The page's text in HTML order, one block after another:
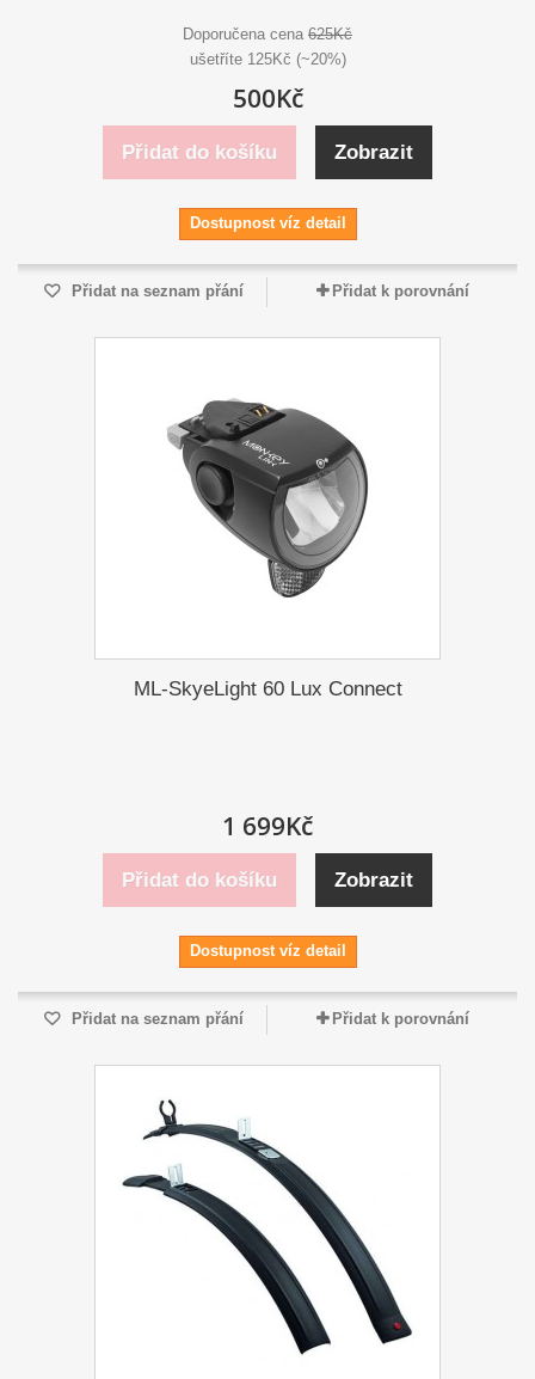
Doporučena cena 625Kč
ušetříte 125Kč (~20%)
500Kč
Přidat do košíku Zobrazit
Dostupnost víz detail
Přidat na seznam přání Přidat k porovnání
ML-SkyeLight 60 Lux Connect
1 699Kč
Přidat do košíku Zobrazit
Dostupnost víz detail
Přidat na seznam přání Přidat k porovnání